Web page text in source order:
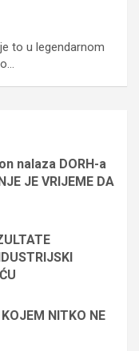
to u legendarnom
nalaza DORH-a
JE VRIJEME DA
NITKO NE